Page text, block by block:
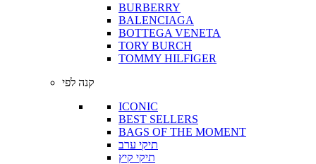
BURBERRY
BALENCIAGA
BOTTEGA VENETA
TORY BURCH
TOMMY HILFIGER
קנה לפי
ICONIC
BEST SELLERS
BAGS OF THE MOMENT
תיקי ערב
תיקי קיץ